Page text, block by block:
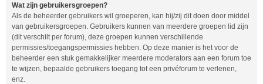
Wat zijn gebruikersgroepen?
Als de beheerder gebruikers wil groeperen, kan hij/zij dit doen door middel
van gebruikersgroepen. Gebruikers kunnen van meerdere groepen lid zijn
(dit verschilt per forum), deze groepen kunnen verschillende
permissies/toegangspermissies hebben. Op deze manier is het voor de
beheerder een stuk gemakkelijker meerdere moderators aan een forum toe
te wijzen, bepaalde gebruikers toegang tot een privéforum te verlenen,
enz.